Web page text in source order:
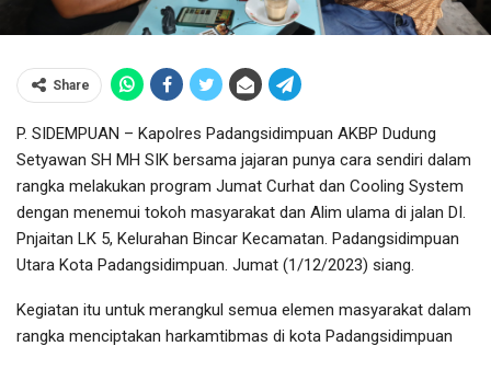
Share
P. SIDEMPUAN – Kapolres Padangsidimpuan AKBP Dudung
Setyawan SH MH SIK bersama jajaran punya cara sendiri dalam
rangka melakukan program Jumat Curhat dan Cooling System
dengan menemui tokoh masyarakat dan Alim ulama di jalan DI.
Pnjaitan LK 5, Kelurahan Bincar Kecamatan. Padangsidimpuan
Utara Kota Padangsidimpuan. Jumat (1/12/2023) siang.
Kegiatan itu untuk merangkul semua elemen masyarakat dalam
rangka menciptakan harkamtibmas di kota Padangsidimpuan